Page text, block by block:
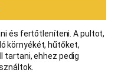
és fertőtleníteni. A pultot,
környékét, hűtőket,
ehhez pedig